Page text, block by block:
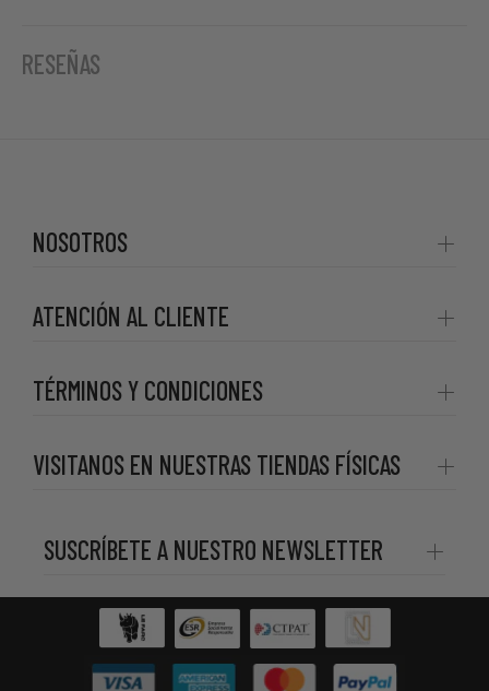
RESEÑAS
SUSCRÍBETE A NUESTRO NEWSLETTER
NOSOTROS
ATENCIÓN AL CLIENTE
TÉRMINOS Y CONDICIONES
VISITANOS EN NUESTRAS TIENDAS FÍSICAS